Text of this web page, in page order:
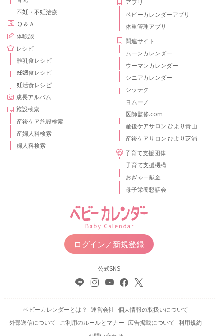
不妊・不妊治療
Ｑ＆Ａ
体験談
レシピ
離乳食レシピ
妊娠食レシピ
妊活食レシピ
成長アルバム
施設検索
産後ケア施設検索
産婦人科検索
婦人科検索
アプリ
ベビーカレンダーアプリ
体重管理アプリ
関連サイト
ムーンカレンダー
ウーマンカレンダー
シニアカレンダー
シッテク
ヨムーノ
医師監修.com
産後ケアサロン ひより青山
産後ケアサロン ひより芝浦
子育て支援団体
子育て支援機構
おぎゃー献金
母子栄養懇話会
ログイン／新規登録
公式SNS
ベビーカレンダーとは？ 運営会社 個人情報の取扱いについて
外部送信について
ご利用のルールとマナー 広告掲載について 利用規約